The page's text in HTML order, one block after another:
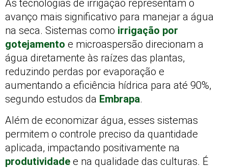
As tecnologias de irrigação representam o
avanço mais significativo para manejar a água
na seca. Sistemas como irrigação por
gotejamento e microaspersão direcionam a
água diretamente às raízes das plantas,
reduzindo perdas por evaporação e
aumentando a eficiência hídrica para até 90%,
segundo estudos da Embrapa.
Além de economizar água, esses sistemas
permitem o controle preciso da quantidade
aplicada, impactando positivamente na
produtividade e na qualidade das culturas. É